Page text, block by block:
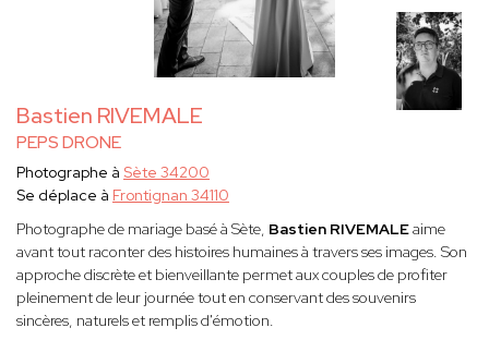
Bastien RIVEMALE
PEPS DRONE
Photographe à Sète 34200
Se déplace à Frontignan 34110
Photographe de mariage basé à Sète, Bastien RIVEMALEaime
avant tout raconter des histoires humaines à travers ses images. Son
approche discrète et bienveillante permet aux couples de profiter
pleinement de leur journée tout en conservant des souvenirs
sincères, naturels et remplis d'émotion.